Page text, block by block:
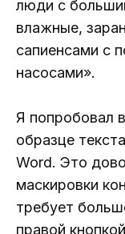
люди с
влажные,
сапиенсами с
насосами».
Я попробовал
образце
Word. Это
маскировки
требует
правой